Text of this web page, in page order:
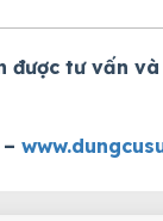
được tư vấn
–